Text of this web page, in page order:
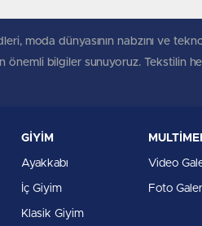
moda dünyasının nabzını ve
önemli bilgiler sunuyoruz. Tekstilin
GİYİM
Ayakkabı
İç Giyim
Klasik Giyim
Video
Foto